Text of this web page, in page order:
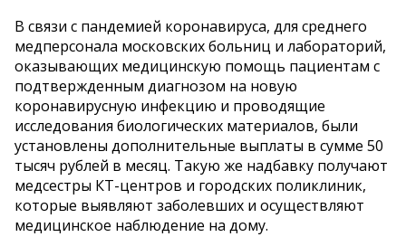
В связи с пандемией коронавируса, для среднего
медперсонала московских больниц и лабораторий,
оказывающих медицинскую помощь пациентам с
подтвержденным диагнозом на новую
коронавирусную инфекцию и проводящие
исследования биологических материалов, были
установлены дополнительные выплаты в сумме 50
тысяч рублей в месяц. Такую же надбавку получают
медсестры КТ-центров и городских поликлиник,
которые выявляют заболевших и осуществляют
медицинское наблюдение на дому.